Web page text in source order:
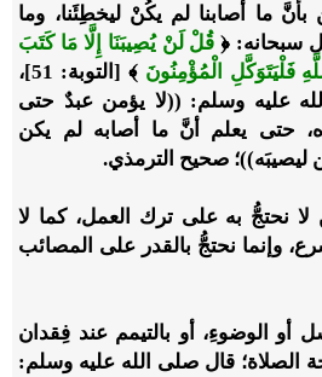
بأنَّ ما أصابنا لم يكُنْ ليخطِئَنا، وما
سبحانه: ﴿ قُلْ لَنْ يُصِيبَنَا إِلَّا مَا كَتَبَ
فَلْيَتَوَكَّلِ الْمُؤْمِنُونَ
﴾ [التوبة: 51]،
عليه وسلم: ((لا يؤمن عبدٌ حتى
حتى يعلم أنَّ ما أصابه لم يكن
ليصيبَه))؛ صحيح الترمذي.
لا نحتجُّ به على ترك العمل، كما لا
وإنما نحتجُّ بالقدر على المصائب
أو الوضوءِ، أو بالتيمم عند فِقدان
قال صلى الله عليه وسلم: